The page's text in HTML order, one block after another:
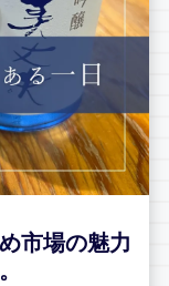
市場の魅力